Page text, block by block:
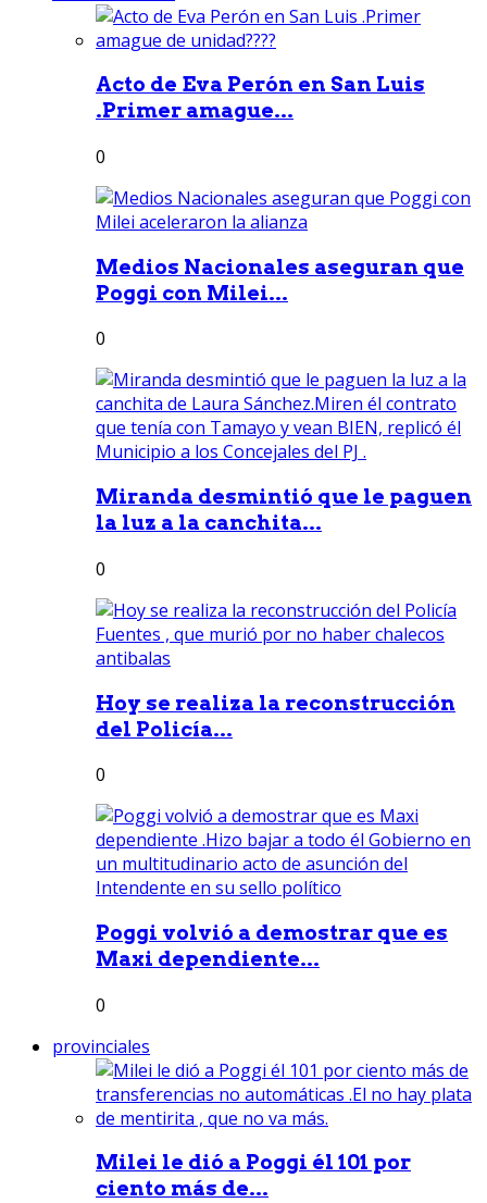
Acto de Eva Perón en San Luis
.Primer amague...
0
Medios Nacionales aseguran que
Poggi con Milei...
0
Miranda desmintió que le paguen
la luz a la canchita...
0
Hoy se realiza la reconstrucción
del Policía...
0
Poggi volvió a demostrar que es
Maxi dependiente...
0
provinciales
Milei le dió a Poggi él 101 por
ciento más de...